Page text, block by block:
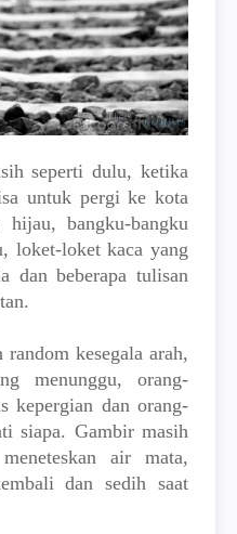
seperti dulu, ketika
untuk pergi ke kota
hijau, bangku-bangku
loket-loket kaca yang
dan beberapa tulisan
kesegala arah,
menunggu, orang-
kepergian dan orang-
siapa. Gambir masih
air mata,
dan sedih saat